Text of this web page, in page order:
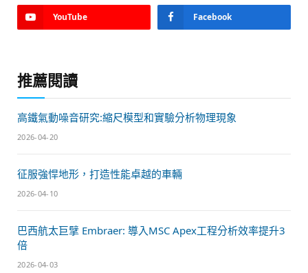
YouTube Facebook
推薦閱讀
高鐵氣動噪音研究:縮尺模型和實驗分析物理現象
2026-04-20
征服強悍地形，打造性能卓越的車輛
2026-04-10
巴西航太巨擘 Embraer: 導入MSC Apex工程分析效率提升3
倍
2026-04-03